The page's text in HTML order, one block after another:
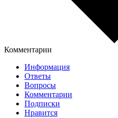
Комментарии
Информация
Ответы
Вопросы
Комментарии
Подписки
Нравится